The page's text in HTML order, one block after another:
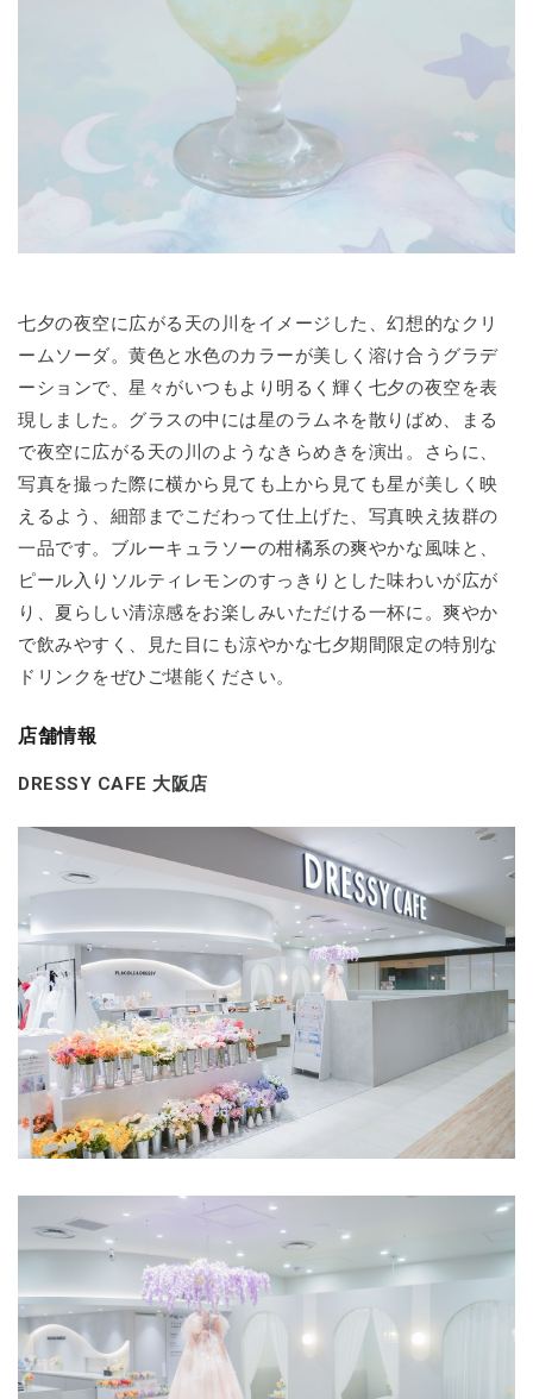
七夕の夜空に広がる天の川をイメージした、幻想的なクリ
ームソーダ。黄色と水色のカラーが美しく溶け合うグラデ
ーションで、星々がいつもより明るく輝く七夕の夜空を表
現しました。グラスの中には星のラムネを散りばめ、まる
で夜空に広がる天の川のようなきらめきを演出。さらに、
写真を撮った際に横から見ても上から見ても星が美しく映
えるよう、細部までこだわって仕上げた、写真映え抜群の
一品です。ブルーキュラソーの柑橘系の爽やかな風味と、
ピール入りソルティレモンのすっきりとした味わいが広が
り、夏らしい清涼感をお楽しみいただける一杯に。爽やか
で飲みやすく、見た目にも涼やかな七夕期間限定の特別な
ドリンクをぜひご堪能ください。
店舗情報
DRESSY CAFE 大阪店